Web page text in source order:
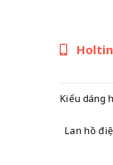
Kiểu dáng
Lan hồ